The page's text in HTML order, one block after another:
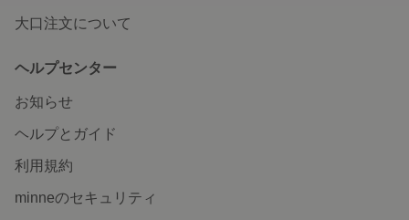
大口注文について
ヘルプセンター
お知らせ
ヘルプとガイド
利用規約
minneのセキュリティ